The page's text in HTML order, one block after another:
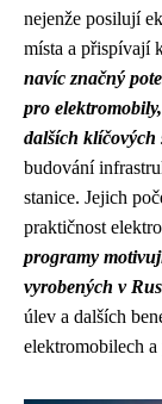
nejenže posilují
místa a přispívají
navíc značný
pro
dalších klíčových
budování
stanice. Jejich
praktičnost
programy
vyrobených v
úlev a dalších
elektromobilech